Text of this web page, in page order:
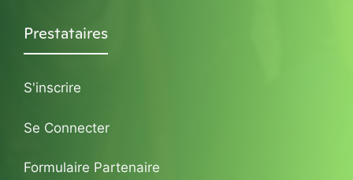
Prestataires
S'inscrire
Se Connecter
Formulaire Partenaire